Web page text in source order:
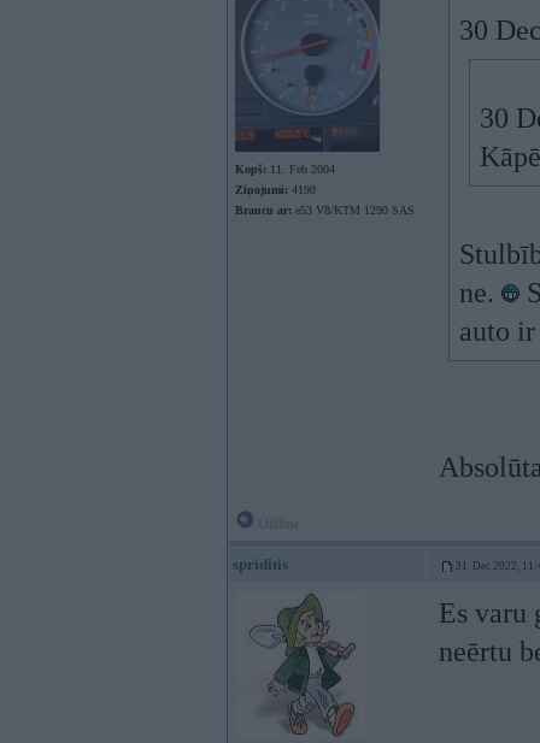
Kopš: 11. Feb 2004
Ziņojumi: 4190
Braucu ar: e53 V8/KTM 1290 SAS
30
30
ne.
auto
spriditis 31. Dec 2022,
Es varu
neērtu